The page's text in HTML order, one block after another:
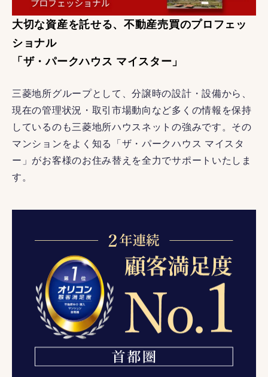
大切な資産を託せる、不動産売買のプロフェッ
ショナル
「ザ・パークハウス マイスター」
三菱地所グループとして、分譲時の設計・設備から、
現在の管理状況・取引市場動向など多くの情報を保持
しているのも三菱地所ハウスネットの強みです。その
マンションをよく知る「ザ・パークハウス マイスタ
ー」がお客様のお住み替えを全力でサポートいたしま
す。